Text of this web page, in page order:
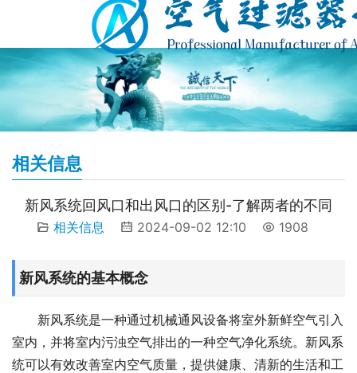
相关信息
新风系统回风口和出风口的区别-了解两者的不同
相关信息 2024-09-02 12:10 1908
新风系统的基本概念
新风系统是一种通过机械通风设备将室外新鲜空气引入
室内，并将室内污浊空气排出的一种空气净化系统。新风系
统可以有效改善室内空气质量，提供健康、清新的生活和工